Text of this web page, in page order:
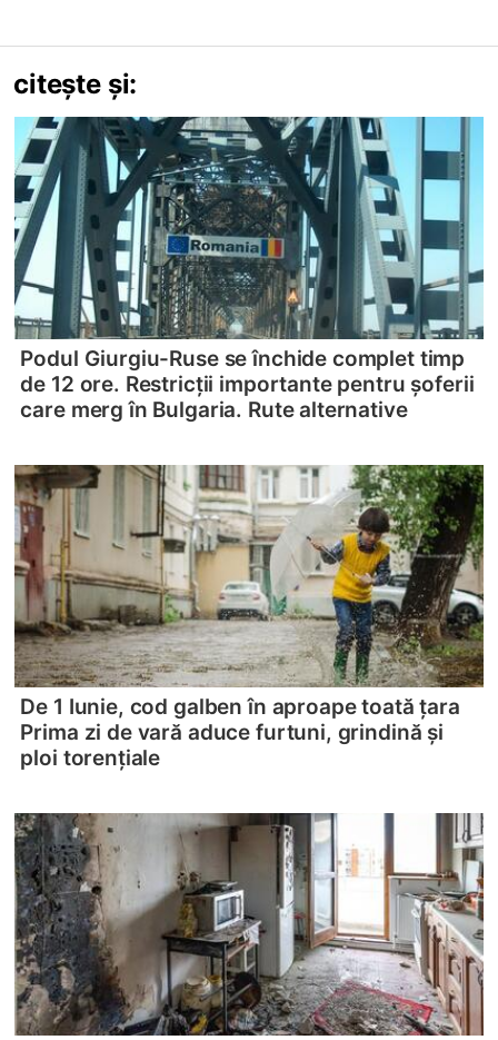
citește și:
Podul Giurgiu-Ruse se închide complet timp
de 12 ore. Restricții importante pentru șoferii
care merg în Bulgaria. Rute alternative
De 1 Iunie, cod galben în aproape toată ţara
Prima zi de vară aduce furtuni, grindină și
ploi torențiale